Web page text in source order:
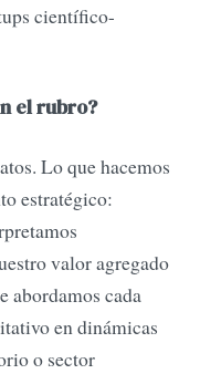
científico-
el rubro?
Lo que hacemos
estratégico:
valor agregado
abordamos cada
en dinámicas
o sector